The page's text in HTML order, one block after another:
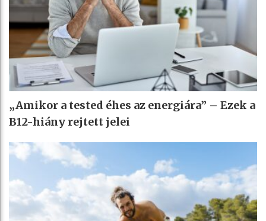
„Amikor a tested éhes az energiára” – Ezek a
B12-hiány rejtett jelei